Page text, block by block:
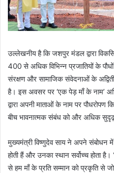
उल्लेखनीय है कि जशपुर मंडल द्वारा
400 से अधिक विभिन्न प्रजातियों के पौधों
संरक्षण और सामाजिक संवेदनाओं के
है। इस अवसर पर ‘एक पेड़ माँ के नाम’
द्वारा अपनी माताओं के नाम पर
बीच भावनात्मक संबंध को और अधिक
मुख्यमंत्री विष्णुदेव साय ने अपने संबोधन
होती हैं और उनका स्थान सर्वोच्च होता
से हम माँ के प्रति सम्मान को प्रकृति से